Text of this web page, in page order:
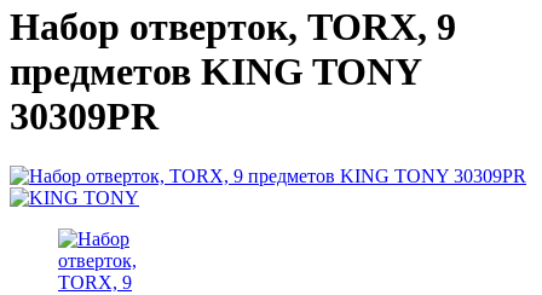
Набор отверток, TORX, 9
предметов KING TONY
30309PR